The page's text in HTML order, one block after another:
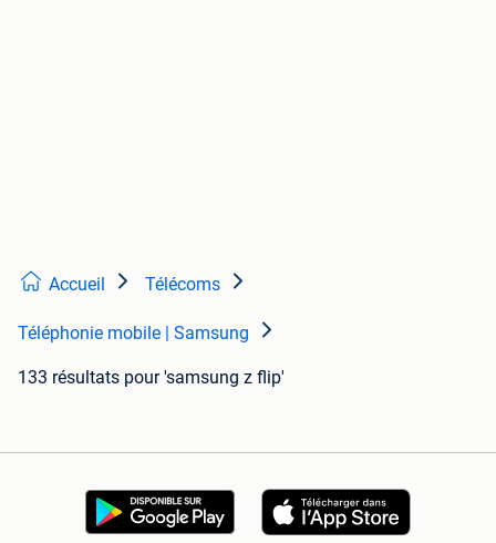
Accueil Télécoms
Téléphonie mobile | Samsung
133 résultats pour 'samsung z flip'